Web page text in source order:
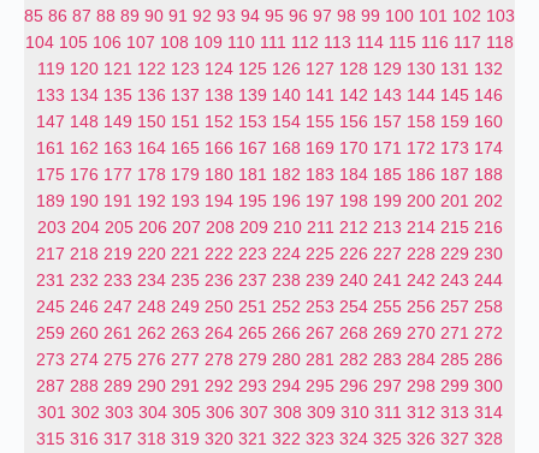
85 86 87 88 89 90 91 92 93 94 95 96 97 98 99 100 101 102 103
104 105 106 107 108 109 110 111 112 113 114 115 116 117 118
119 120 121 122 123 124 125 126 127 128 129 130 131 132
133 134 135 136 137 138 139 140 141 142 143 144 145 146
147 148 149 150 151 152 153 154 155 156 157 158 159 160
161 162 163 164 165 166 167 168 169 170 171 172 173 174
175 176 177 178 179 180 181 182 183 184 185 186 187 188
189 190 191 192 193 194 195 196 197 198 199 200 201 202
203 204 205 206 207 208 209 210 211 212 213 214 215 216
217 218 219 220 221 222 223 224 225 226 227 228 229 230
231 232 233 234 235 236 237 238 239 240 241 242 243 244
245 246 247 248 249 250 251 252 253 254 255 256 257 258
259 260 261 262 263 264 265 266 267 268 269 270 271 272
273 274 275 276 277 278 279 280 281 282 283 284 285 286
287 288 289 290 291 292 293 294 295 296 297 298 299 300
301 302 303 304 305 306 307 308 309 310 311 312 313 314
315 316 317 318 319 320 321 322 323 324 325 326 327 328